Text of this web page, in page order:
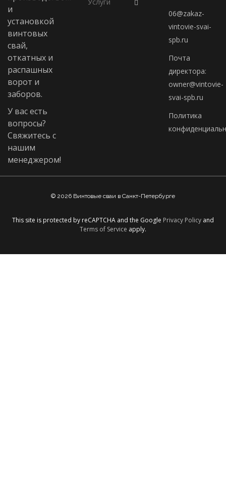
и
установкой
винтовых
свай,
откатных и
распашных
ворот и
заборов.
У вас есть
вопросы?
Свяжитесь с
нашим
менеджером!
Услуги
06@zakaz-
vintovie-svai-
spb.ru
Почта
директора:
owner@vintovie-
svai-spb.ru
Политика
© 2026 Винтовые сваи в Санкт-Петербурге
This site is protected by reCAPTCHA and the Google Privacy Policy and
Terms of Service apply.